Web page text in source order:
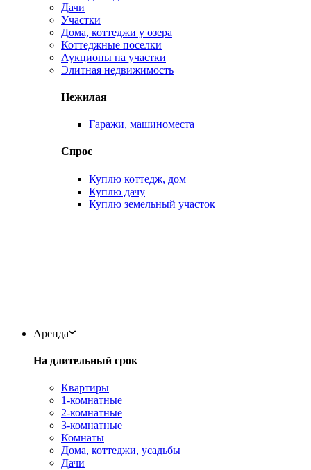
Дачи
Участки
Дома, коттеджи у озера
Коттеджные поселки
Аукционы на участки
Элитная недвижимость
Нежилая
Гаражи, машиноместа
Спрос
Куплю коттедж, дом
Куплю дачу
Куплю земельный участок
Аренда
На длительный срок
Квартиры
1-комнатные
2-комнатные
3-комнатные
Комнаты
Дома, коттеджи, усадьбы
Дачи